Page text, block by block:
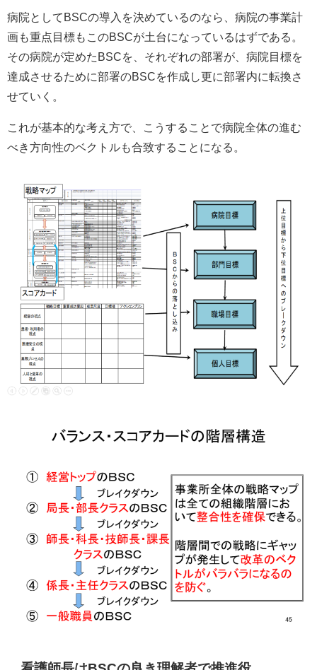
病院としてBSCの導入を決めているのなら、病院の事業計
画も重点目標もこのBSCが土台になっているはずである。
その病院が定めたBSCを、それぞれの部署が、病院目標を
達成させるために部署のBSCを作成し更に部署内に転換さ
せていく。
これが基本的な考え方で、こうすることで病院全体の進む
べき方向性のベクトルも合致することになる。